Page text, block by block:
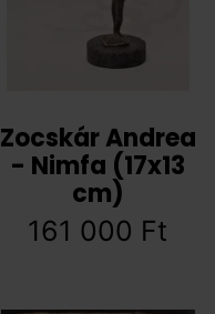
Zocskár Andrea
- Nimfa (17x13
cm)
161 000 Ft